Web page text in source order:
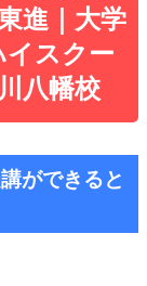
進｜大学
イスクー
八幡校
ができると